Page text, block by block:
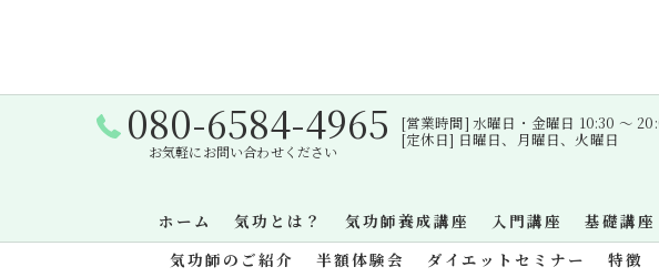
080-6584-4965
お気軽にお問い合わせください
[営業時間] 水曜日・金曜日 10:30 〜
[定休日] 日曜日、月曜日、火曜日
ホーム 気功とは？ 気功師養成講座 入門講座 基礎講座
気功師のご紹介
半額体験会 ダイエットセミナー 特徴